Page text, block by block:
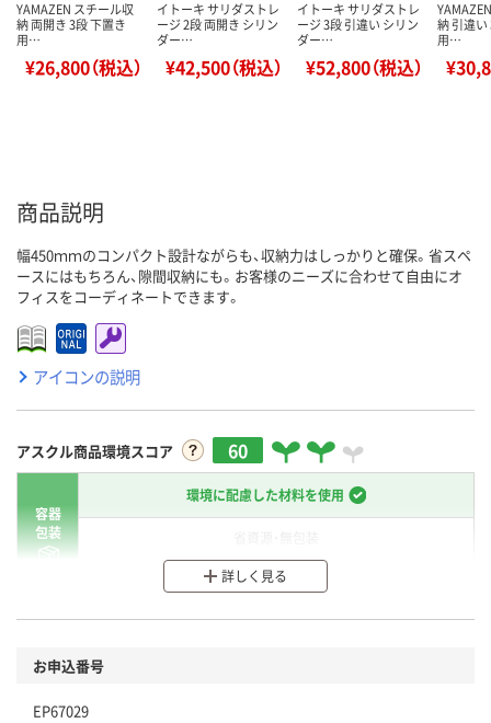
YAMAZEN スチール収
納 両開き 3段 下置き
用…
¥26,800（税込）
イトーキ サリダストレ
ージ 2段 両開き シリン
ダー…
¥42,500（税込）
イトーキ サリダストレ
ージ 3段 引違い シリン
ダー…
¥52,800（税込）
納 引違い
用…
商品説明
幅450ｍｍのコンパクト設計ながらも、収納力はしっかりと確保。省スペ
ースにはもちろん、隙間収納にも。お客様のニーズに合わせて自由にオ
フィスをコーディネートできます。
アイコンの説明
アスクル商品環境スコア 60
容器
包装
環境に配慮した材料を使用
分別・リサイクルしやすい設計
本体
詳しく見る
お申込番号
EP67029